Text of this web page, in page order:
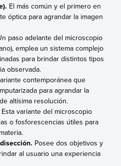
El más común y el primero en
óptica para agrandar la imagen
paso adelante del microscopio
emplea un sistema complejo
para brindar distintos tipos
observada.
contemporánea que
para agrandar la
altísima resolución.
Esta variante del microscopio
o fosforescencias útiles para
Posee dos objetivos y
al usuario una experiencia